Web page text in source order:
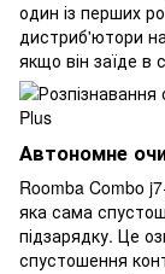
один із перших
дистриб'ютори
якщо він заїде в
Автономне
Roomba Combo
яка сама
підзарядку. Це
спустошення